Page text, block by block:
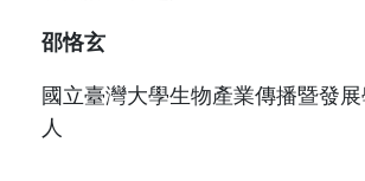
關於原住民族文獻會
原住民族文獻會設置要點
網站訊息
邵恪玄
國立臺灣大學生物產業傳播暨發
人